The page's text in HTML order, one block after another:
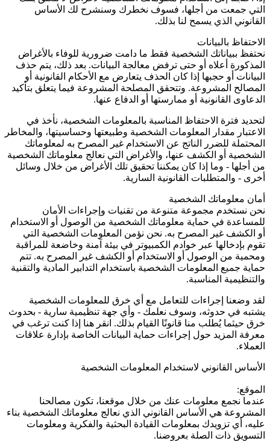
التي جمعت من أجلها، فسوف نخطرك وسنشرح لك الأساس
القانوني الذي يسمح لنا بذلك.
الاحتفاظ بالبيانات
نحتفظ ببياناتك الشخصية فقط ما دامت ضرورية للوفاء بالأغراض
المذكورة أعلاه أو حتى ترفض معالجة البيانات. بعد ذلك، يتم حذف
البيانات أو حجبها إذا كان الحذف يتعارض مع الأحكام القانونية أو
المصالح المشروعة. وتتحقق المصلحة المشروعة فيما يتعلق بتأكيد
الدعاوى القانونية أو ممارستها أو الدفاع عنها.
لتحديد فترة الاحتفاظ المناسبة بالمعلومات الشخصية، نأخذ في
الاعتبار مقدار المعلومات الشخصية وطبيعتها وحساسيتها، والمخاطر
المحتملة للضرر الناتج عن الاستخدام غير المصرح به لمعلوماتك
الشخصية أو الكشف عنها، والأغراض التي نعالج معلوماتك الشخصية
من أجلها - وما إذا كان يمكننا تحقيق تلك الأغراض من خلال وسائل
أخرى - والمتطلبات القانونية السارية.
أمان معلوماتك الشخصية
نحن نستخدم مجموعة متنوعة من تقنيات وإجراءات الأمان
للمساعدة في حماية معلوماتك الشخصية من الوصول أو الاستخدام
أو الكشف غير المصرح به. نحن نؤمن المعلومات الشخصية التي
تقوم بإدخالها عبر خوادم الكمبيوتر في بيئة آمنة وخاضعة للمراقبة
ومحمية من الوصول أو الاستخدام أو الكشف غير المصرح به. تتم
حماية جميع المعلومات الشخصية باستخدام التدابير المادية والتقنية
والتنظيمية المناسبة.
لقد وضعنا إجراءات للتعامل مع أي خرق للمعلومات الشخصية
يشتبه في حدوثه، وسوف نعلمك - وأي جهة تنظيمية سارية - بحدوث
خرق حيثما يُطلب منا قانونًا القيام بذلك. انقر هنا إذا كنت ترغب في
معرفة المزيد حول إجراءات حماية البيانات الخاصة بإدارة علاقات
العملاء.
الأساس القانوني لاستخدام المعلومات الشخصية
الموقع:
عندما نجمع معلومات عنك من خلال موقعنا، تكون مصالحنا
المشروعة هي الأساس القانوني الذي نعالج معلوماتك الشخصية بناء
عليه، أي تزويدك بمعلومات القيادة البحثية والفكرية ومعلومات
التسويق ذات الصلة بعروضنا.